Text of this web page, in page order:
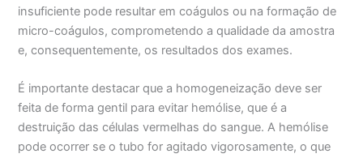
insuficiente pode resultar em coágulos ou na formação de
micro-coágulos, comprometendo a qualidade da amostra
e, consequentemente, os resultados dos exames.
É importante destacar que a homogeneização deve ser
feita de forma gentil para evitar hemólise, que é a
destruição das células vermelhas do sangue. A hemólise
pode ocorrer se o tubo for agitado vigorosamente, o que